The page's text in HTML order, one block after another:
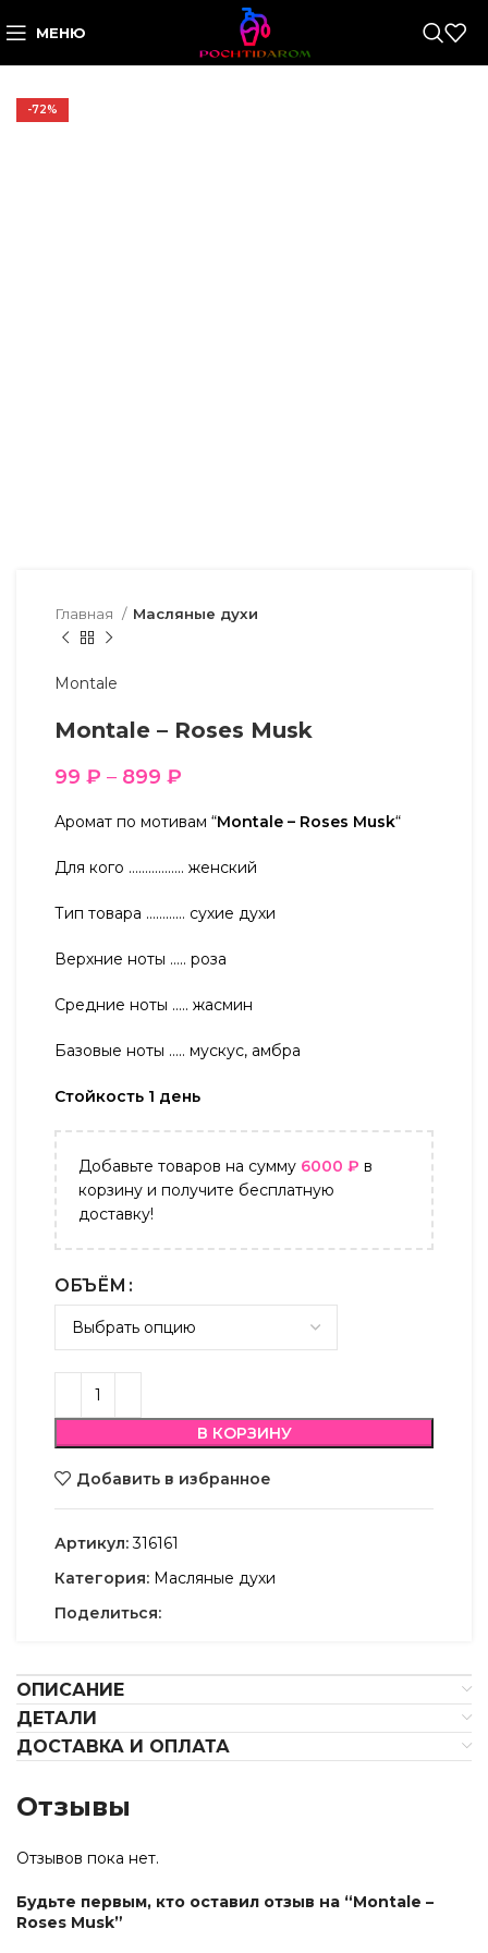
МЕНЮ
-72%
Главная Масляные духи
Montale
Montale – Roses Musk
99 ₽ – 899 ₽
Аромат по мотивам “Montale – Roses Musk“
Для кого …………….. женский
Тип товара ………… сухие духи
Верхние ноты ….. роза
Средние ноты ….. жасмин
Базовые ноты ….. мускус, амбра
Стойкость 1 день
Добавьте товаров на сумму 6000 ₽ в
корзину и получите бесплатную
доставку!
ОБЪЁМ
В КОРЗИНУ
Добавить в избранное
Артикул:316161
Категория: Масляные духи
Поделиться:
ОПИСАНИЕ
ДЕТАЛИ
ДОСТАВКА И ОПЛАТА
Отзывы
Отзывов пока нет.
Будьте первым, кто оставил отзыв на “Montale –
Roses Musk”